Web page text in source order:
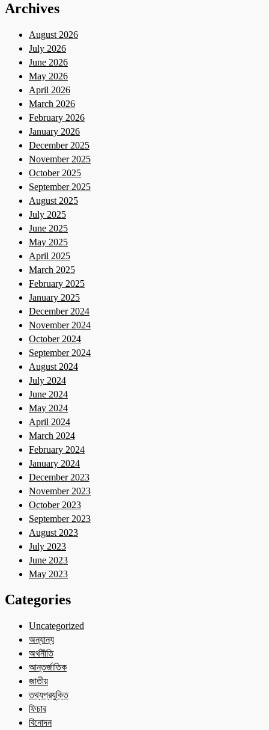
Archives
August 2026
July 2026
June 2026
May 2026
April 2026
March 2026
February 2026
January 2026
December 2025
November 2025
October 2025
September 2025
August 2025
July 2025
June 2025
May 2025
April 2025
March 2025
February 2025
January 2025
December 2024
November 2024
October 2024
September 2024
August 2024
July 2024
June 2024
May 2024
April 2024
March 2024
February 2024
January 2024
December 2023
November 2023
October 2023
September 2023
August 2023
July 2023
June 2023
May 2023
Categories
Uncategorized
অন্যান্য
অর্থনীতি
আন্তর্জাতিক
জাতীয়
তথ্যপ্রযুক্তি
ফিচার
বিনোদন